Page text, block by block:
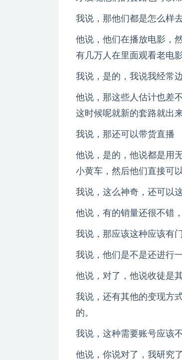
我说，那他们都是怎么样
他说，他们在播放电影，
有几万人在里面观看老电
我说，是的，我说我经常
他说，那这些人估计也差
这时候呢就新的套路就出
我说，那还可以带货直播
他说，是的，他说都是用
小黄车，然后他们直接可
我说，这么神奇，还可以
他说，有的销量还很不错
我说，那应该这种应该有
我说，他们是不是还进行
他说，对了，他说收徒是
我说，还有其他的变现方
的。
我说，这种需要账号应该
他说，你说对了，我研究